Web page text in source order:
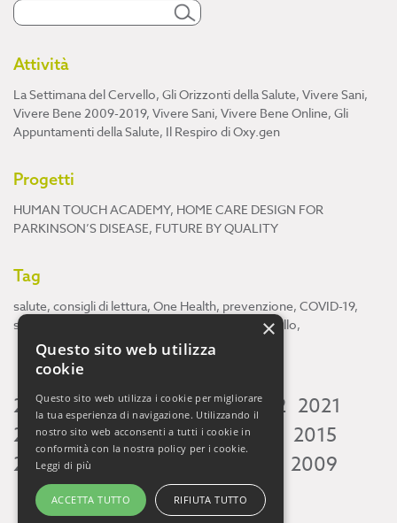
Attività
La Settimana del Cervello, Gli Orizzonti della Salute, Vivere Sani,
Vivere Bene 2009-2019, Vivere Sani, Vivere Bene Online, Gli
Appuntamenti della Salute, Il Respiro di Oxy.gen
Progetti
HUMAN TOUCH ACADEMY, HOME CARE DESIGN FOR
PARKINSON’S DISEASE, FUTURE BY QUALITY
Tag
salute, consigli di lettura, One Health, prevenzione, COVID-19,
scienza
cervello,
2026 2025 2024 2023 2022 2021
2020 2019 2018 2017 2016
2015
2014 2013 2009
×
Questo sito web utilizza
cookie
Questo sito web utilizza i cookie per migliorare
la tua esperienza di navigazione. Utilizzando il
nostro sito web acconsenti a tutti i cookie in
conformità con la nostra policy per i cookie.
Leggi di più
ACCETTA TUTTO RIFIUTA TUTTO